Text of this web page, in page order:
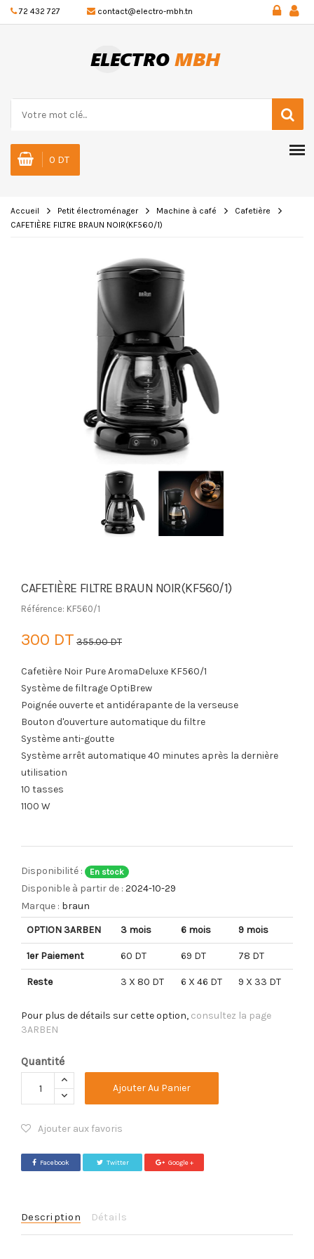
72 432 727 contact@electro-mbh.tn
0 DT
Accueil Petit électroménager Machine à café
Cafetière
CAFETIÈRE FILTRE BRAUN NOIR(KF560/1)
CAFETIÈRE FILTRE BRAUN NOIR(KF560/1)
Référence: KF560/1
300 DT 355.00 DT
Cafetière Noir Pure AromaDeluxe KF560/1
Système de filtrage OptiBrew
Poignée ouverte et antidérapante de la verseuse
Bouton d'ouverture automatique du filtre
Système anti-goutte
Système arrêt automatique 40 minutes après la dernière
utilisation
10 tasses
1100 W
Disponibilité : En stock
Disponible à partir de : 2024-10-29
Marque : braun
OPTION 3ARBEN
3 mois 6 mois 9 mois
1er Paiement 60 DT 69 DT 78 DT
Reste 3 X 80 DT 6 X 46 DT 9 X 33 DT
Pour plus de détails sur cette option, consultez la page
3ARBEN
Quantité
Ajouter Au Panier
Ajouter aux favoris
Facebook Twitter Google +
Description Détails